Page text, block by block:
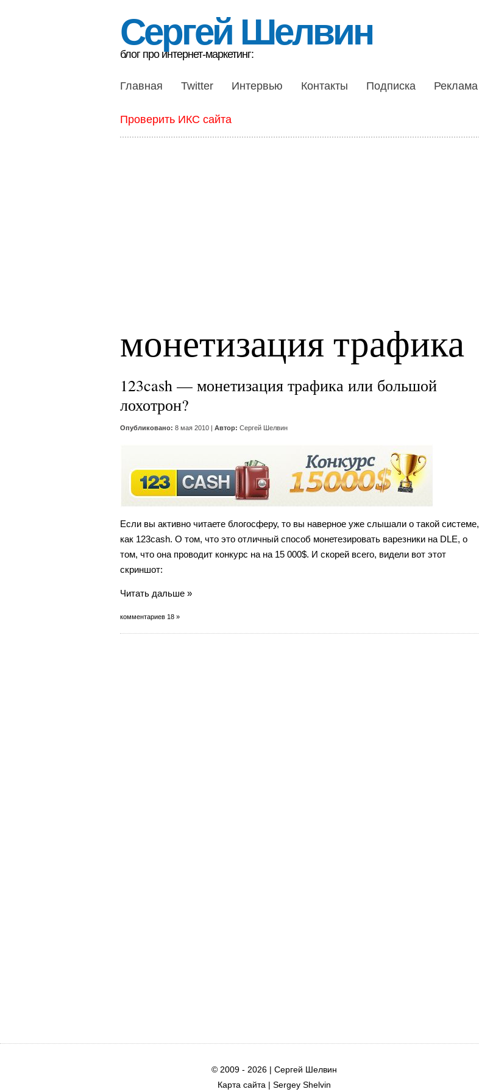
Сергей Шелвин
блог про интернет-маркетинг:
Главная Twitter Интервью Контакты Подписка Реклама
Проверить ИКС сайта
монетизация трафика
123cash — монетизация трафика или большой
лохотрон?
Опубликовано: 8 мая 2010 | Автор: Сергей Шелвин
Если вы активно читаете блогосферу, то вы наверное уже слышали о такой системе,
как 123cash. О том, что это отличный способ монетезировать варезники на DLE, о
том, что она проводит конкурс на на 15 000$. И скорей всего, видели вот этот
скриншот:
Читать дальше »
комментариев 18 »
© 2009 - 2026 | Сергей Шелвин
Карта сайта
Sergey Shelvin